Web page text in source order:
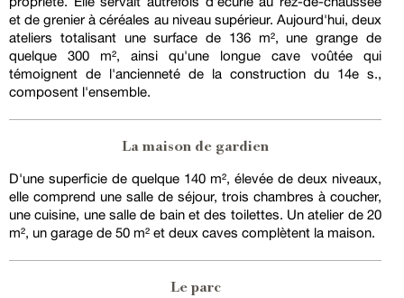
et de grenier à céréales au niveau supérieur. Aujourd'hui, deux
ateliers totalisant une surface de 136 m², une grange de
quelque 300 m², ainsi qu'une longue cave voûtée qui
témoignent de l'ancienneté de la construction du 14e s.,
composent l'ensemble.
La maison de gardien
D'une superficie de quelque 140 m², élevée de deux niveaux,
elle comprend une salle de séjour, trois chambres à coucher,
une cuisine, une salle de bain et des toilettes. Un atelier de 20
m², un garage de 50 m² et deux caves complètent la maison.
Le parc